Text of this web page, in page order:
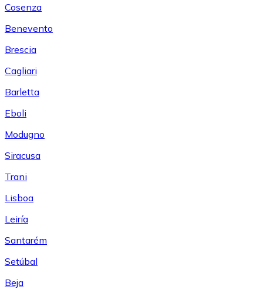
Cosenza
Benevento
Brescia
Cagliari
Barletta
Eboli
Modugno
Siracusa
Trani
Lisboa
Leiría
Santarém
Setúbal
Beja